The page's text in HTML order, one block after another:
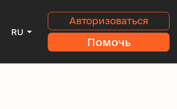
RU
Авторизоваться
Помочь